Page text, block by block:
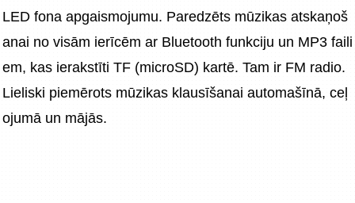
LED fona apgaismojumu. Paredzēts mūzikas atskaņoš
anai no visām ierīcēm ar Bluetooth funkciju un MP3 faili
em, kas ierakstīti TF (microSD) kartē. Tam ir FM radio.
Lieliski piemērots mūzikas klausīšanai automašīnā, ceļ
ojumā un mājās.